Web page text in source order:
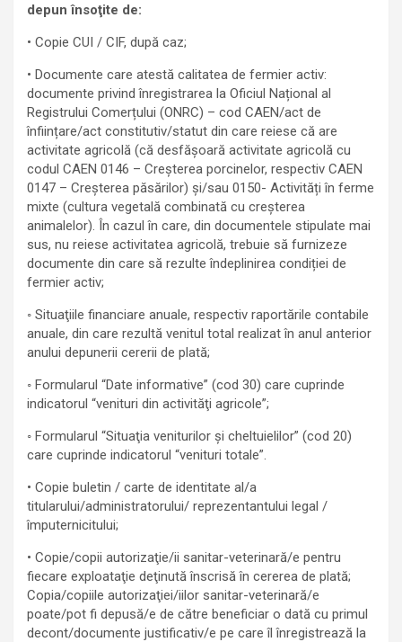
depun însoţite de:
• Copie CUI / CIF, după caz;
• Documente care atestă calitatea de fermier activ:
documente privind înregistrarea la Oficiul Național al
Registrului Comerțului (ONRC) – cod CAEN/act de
înființare/act constitutiv/statut din care reiese că are
activitate agricolă (că desfăşoară activitate agricolă cu
codul CAEN 0146 – Creșterea porcinelor, respectiv CAEN
0147 – Creșterea păsărilor) și/sau 0150- Activități în ferme
mixte (cultura vegetală combinată cu creșterea
animalelor). În cazul în care, din documentele stipulate mai
sus, nu reiese activitatea agricolă, trebuie să furnizeze
documente din care să rezulte îndeplinirea condiției de
fermier activ;
◦ Situaţiile financiare anuale, respectiv raportările contabile
anuale, din care rezultă venitul total realizat în anul anterior
anului depunerii cererii de plată;
◦ Formularul “Date informative” (cod 30) care cuprinde
indicatorul “venituri din activităţi agricole”;
◦ Formularul “Situaţia veniturilor şi cheltuielilor” (cod 20)
care cuprinde indicatorul “venituri totale”.
• Copie buletin / carte de identitate al/a
titularului/administratorului/ reprezentantului legal /
împuternicitului;
• Copie/copii autorizaţie/ii sanitar-veterinară/e pentru
fiecare exploataţie deţinută înscrisă în cererea de plată;
Copia/copiile autorizaţiei/iilor sanitar-veterinară/e
poate/pot fi depusă/e de către beneficiar o dată cu primul
decont/documente justificativ/e pe care îl înregistrează la